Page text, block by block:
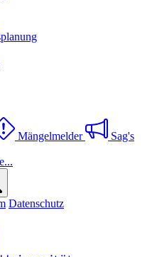
Mängelmelder Sag's
Datenschutz